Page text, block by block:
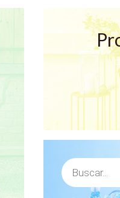
Búsqueda
de
productos